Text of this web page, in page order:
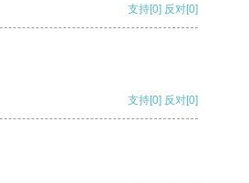
支持[0] 反对[0]
支持[0] 反对[0]